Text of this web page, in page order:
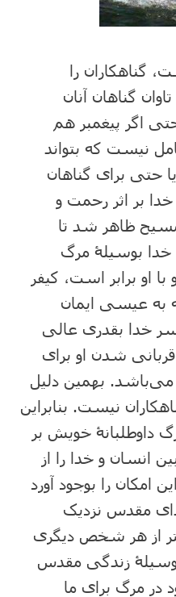
گناهکاران را
گناهان آنان
اگر پیغمبر هم
نیست که بتواند
حتی برای گناهان
بر‌ اثر رحمت و
ظاهر شد تا
خدا بوسیلۀ‌‌ مرگ
او برابر است، کیفر
به عیسی ایمان
خدا بقدری عالی
شدن او برای
می‌باشد. بهمین دلیل
نیست. بنابراین
خویش بر
انسان و خدا را از‌
امکان را بوجود آورد
مقدس نزدیک
از هر شخص دیگری
زندگی مقدس
مرگ برای ما